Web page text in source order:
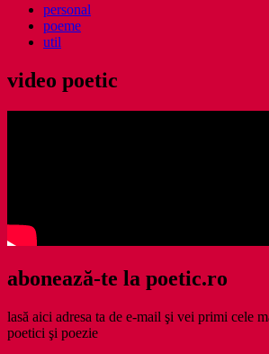
personal
poeme
util
video poetic
abonează-te la poetic.ro
lasă aici adresa ta de e-mail şi vei primi cele
poetici şi poezie